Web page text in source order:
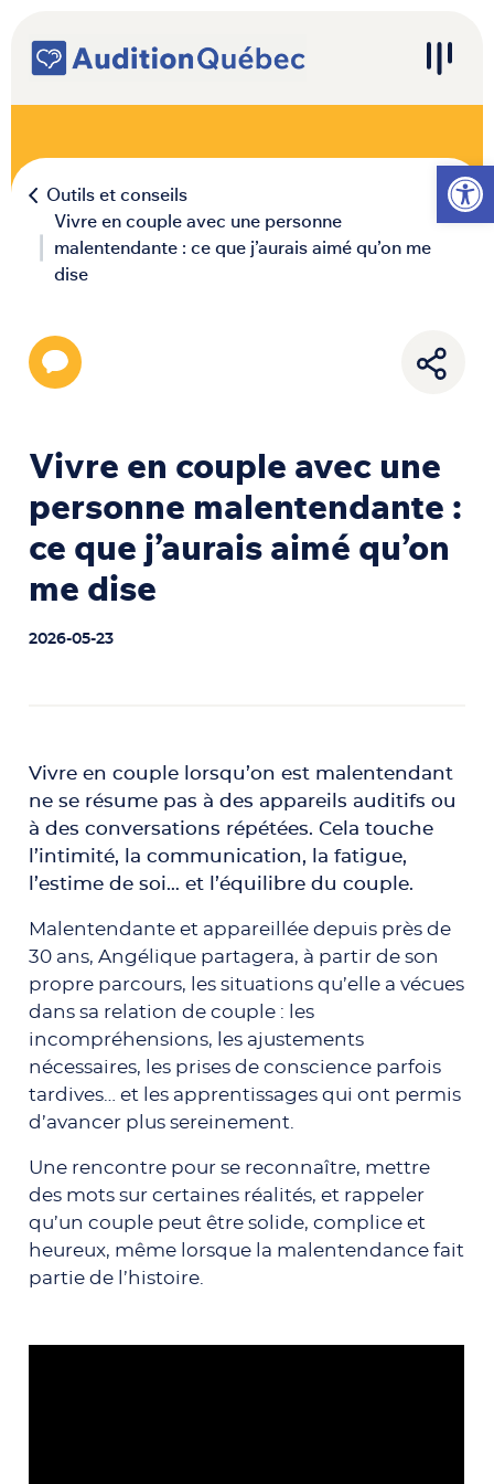
Ouvrir
Navigation principale
Outils et conseils
Vivre en couple avec une personne
malentendante : ce que j’aurais aimé qu’on me
dise
Vivre en couple avec une
personne malentendante :
ce que j’aurais aimé qu’on
me dise
2026-05-23
Vivre en couple lorsqu’on est malentendant
ne se résume pas à des appareils auditifs ou
à des conversations répétées. Cela touche
l’intimité, la communication, la fatigue,
l’estime de soi… et l’équilibre du couple.
Malentendante et appareillée depuis près de
30 ans, Angélique partagera, à partir de son
propre parcours, les situations qu’elle a vécues
dans sa relation de couple : les
incompréhensions, les ajustements
nécessaires, les prises de conscience parfois
tardives… et les apprentissages qui ont permis
d’avancer plus sereinement.
Une rencontre pour se reconnaître, mettre
des mots sur certaines réalités, et rappeler
qu’un couple peut être solide, complice et
heureux, même lorsque la malentendance fait
partie de l’histoire.